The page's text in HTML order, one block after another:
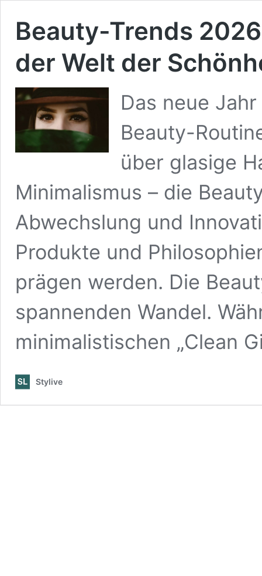
Beauty-Trends
der Welt der
Das neue
Beauty-
über glasige
Minimalismus – die
Abwechslung und
Produkte und
prägen werden. Die
spannenden Wandel.
minimalistischen „Clean
Stylive